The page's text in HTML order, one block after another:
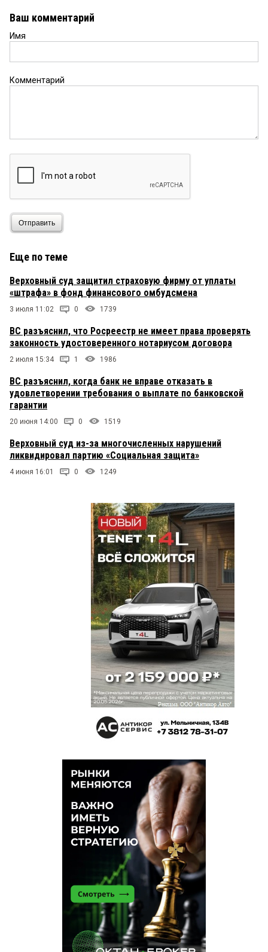
Ваш комментарий
Имя
Комментарий
Отправить
Еще по теме
Верховный суд защитил страховую фирму от уплаты
«штрафа» в фонд финансового омбудсмена
3 июля 11:02 0 1739
ВС разъяснил, что Росреестр не имеет права проверять
законность удостоверенного нотариусом договора
2 июля 15:34 1 1986
ВС разъяснил, когда банк не вправе отказать в
удовлетворении требования о выплате по банковской
гарантии
20 июня 14:00 0 1519
Верховный суд из-за многочисленных нарушений
ликвидировал партию «Социальная защита»
4 июня 16:01 0 1249